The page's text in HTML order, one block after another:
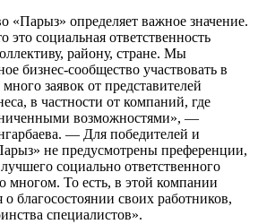
«Парыз» определяет важное значение.
это социальная ответственность
району, стране. Мы
бизнес-сообщество участвовать в
заявок от представителей
в частности от компаний, где
возможностями», —
— Для победителей и
не предусмотрены преференции,
социально ответственного
многом. То есть, в этой компании
о благосостоянии своих работников,
специалистов».